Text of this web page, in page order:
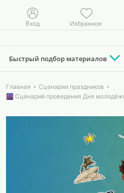
Вход Избранное
Быстрый подбор материалов
Главная
Сценарии праздников
🌆 Сценарий проведения Дня